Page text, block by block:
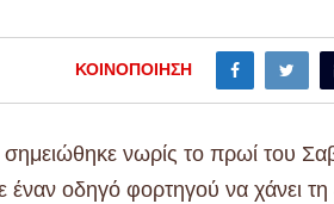
ΚΟΙΝΟΠΟΊΗΣΗ
νωρίς το πρωί του
οδηγό φορτηγού να χάνει